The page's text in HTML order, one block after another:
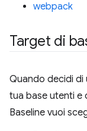
webpack
Target di
Quando decidi di
tua base utenti e
Baseline vuoi